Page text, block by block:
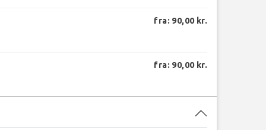
fra: 90,00 kr.
fra: 90,00 kr.